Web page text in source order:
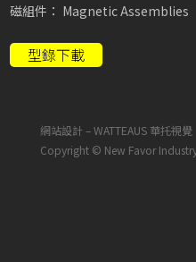
磁組件： Magnetic Assemblies
型錄下載
網站設計 –WATTEAUS 華托視覺
Copyright © New Favor